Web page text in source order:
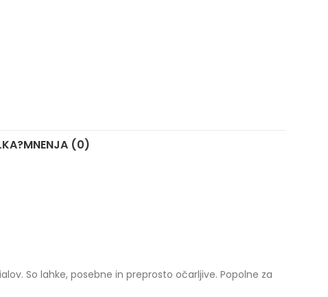
MNENJA (0)
So lahke, posebne in preprosto očarljive. Popolne za